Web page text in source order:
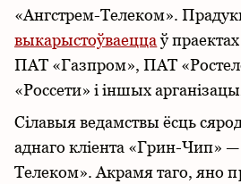
«Ангстрем-Телеком».
выкарыстоўваеццаў
ПАТ «Газпром», ПАТ
«Россети» і іншых
Сілавыя ведамствы ёсць
аднаго кліента «Грин-Чип»
Телеком». Акрамя таго, яно